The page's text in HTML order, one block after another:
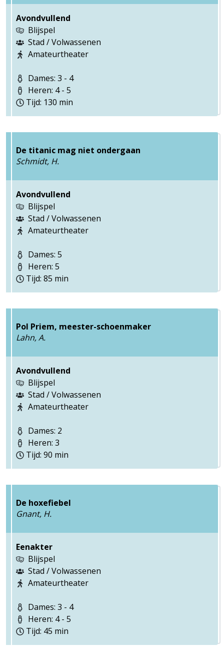
Avondvullend
Blijspel
Stad / Volwassenen
Amateurtheater
Dames: 3 - 4
Heren: 4 - 5
Tijd: 130 min
De titanic mag niet ondergaan
Schmidt, H.
Avondvullend
Blijspel
Stad / Volwassenen
Amateurtheater
Dames: 5
Heren: 5
Tijd: 85 min
Pol Priem, meester-schoenmaker
Lahn, A.
Avondvullend
Blijspel
Stad / Volwassenen
Amateurtheater
Dames: 2
Heren: 3
Tijd: 90 min
De hoxefiebel
Gnant, H.
Eenakter
Blijspel
Stad / Volwassenen
Amateurtheater
Dames: 3 - 4
Heren: 4 - 5
Tijd: 45 min